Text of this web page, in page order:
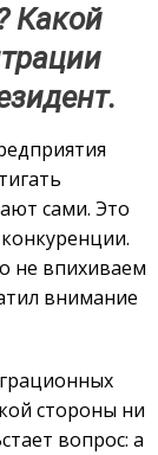
Какой
сами. Это
не впихиваем
внимание
стороны ни
вопрос: а